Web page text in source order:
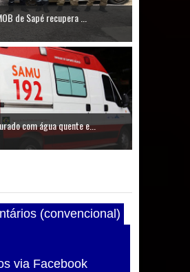
de Sapé recupera ...
com água quente e...
(convencional)
via Facebook